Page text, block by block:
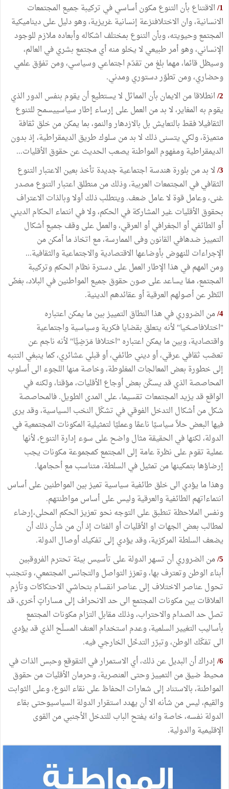
1/ الاقتناع بأن التنوع مكون أساسي في تركيبة جميع المجتمعات
الانسانية، وان الاختلافنزعة إنسانية غريزية، وهو دليل على ديناميكية
المجتمع وحيويته، وبأن التنوع بمختلف اشكاله وأبعاده ملازم للوجود
الإنساني، وهو أمر طبيعي لا يخلو منه أي مجتمع بشري في العالم،
وسيظل قائما، مهما بلغ من تقدّم اجتماعي وسياسي، ومن تفوّق علمي
وحضاري، ومن تطوّر دستوري ومدني.
2/ انطلاقا من الايمان بأن المماثل لا يستطيع أن يقوم بنفس الدور الذي
يقوم به المغاير، لا بد من العمل على إرساء إطار سياسييسمح للتنوع
الثقافيلا فقط بالتعايش بل بالازدهار والنمو، بما يمكن من خلق ثقافة
متميزة، ولكي يتسنى ذلك لا بد من سلوك طريق الديمقراطية، إذ بدون
الديمقراطية ومفهوم المواطنة يصعب الحديث عن حقوق الأقليات...
3/ لا بد من بلورة هندسة اجتماعية جديدة تأخذ بعين الاعتبار التنوع
الثقافي في المجتمعات العربية، وذلك من منطلق اعتبار التنوع مصدر
غنى، وعامل قوة لا عامل ضعف. ويتطلب ذلك أولا وبالذات الاعتراف
بحقوق الأقليات غير المشاركة في الحكم، ولا في انتماء الحكام الديني
أو الطائفي أو الجغرافي أو العرقي، والعمل على وقف جميع أشكال
التمييز ضدهافي القانون وفى الممارسة، مع اتخاذ ما أمكن من
الإجراءات للنهوض بأوضاعها الاقتصادية والاجتماعية والثقافية...
ومن المهم في هذا الإطار العمل على دسترة نظام الحكم وتركيبة
المجتمع، ممّا يساعد على صون حقوق جميع المواطنين في البلاد، بغضّ
النّظر عن أصولهم العرقية أو عقائدهم الدينية.
4/ من الضروري في هذا النطاق التمييز بين ما يمكن اعتباره
"اختلافاصحّيا" لأنه يتعلق بقضايا فكرية وسياسية واجتماعية
واقتصادية، وبين ما يمكن اعتباره "اختلافا مَرَضِيًّا" لأنه ناجم عن
تعصّب ثقافي عرقي، أو ديني طائفي، أو قبلي عشائري، كما ينبغي التنبه
إلى خطورة بعض المعالجات المغلوطة، وخاصة منها اللجوء الى أسلوب
المحاصصة الذي قد يسكّن بعض أوجاع الأقليات، مؤقتا، ولكنه في
الواقع قد يزيد المجتمعات تقسيما، على المدى الطويل. فالمحاصصة
شكل من أشكال التدخل الفوقي في تشكّل النخب السياسية، وقد يرى
فيها البعض حلاً سياسيًا ناعمًا وعمليًا لتمثيلية المكونات المجتمعية في
الدولة، لكنها في الحقيقة مثال واضح على سوء إدارة التنوع، لأنها
عملية تقوم على نظرة عامة إلى المجتمع كمجموعة مكونات يجب
إرضاؤها بتمكينها من تمثيل في السلطة، متناسب مع أحجامها.
وهذا ما يؤدي الى خلق طائفية سياسية تميز بين المواطنين على أساس
انتماءاتهم الطائفية والعرقية وليس على أساس مواطنتهم.
ونفس الملاحظة تنطبق على التوجه نحو تعزيز الحكم المحلى،إرضاء
لمطالب بعض الجهات او الأقليات أو الفئات إذ أن من شأن ذلك أن
يضعف السلطة المركزية، وقد يؤدي إلى تفكيك أوصال الدولة.
5/ من الضروري أن تسهر الدولة على تأسيس بيئة تحترم الفروقبين
أبناء الوطن وتعترف بها، وتعزز التواصل والتجانس المجتمعي، وتتجنب
تحول عناصر الاختلاف إلى عناصر انقسام بتحاشي الاحتكاكات وتأزم
العلاقات بين مكونات المجتمع الى حد الانحراف إلى مساراتٍ أخرى، قد
تصل حد الصدام والاحتراب، وذلك مقابل التزام مكونات المجتمع
بأساليب التغيير السلمية، وعدم استخدام العنف المسلّح الذي قد يؤدي
الى تفكّك الوطن، وتبرّر التدخّل الخارجي فيه.
6/ إدراك أن البديل عن ذلك، أي الاستمرار في التقوقع وحبس الذات في
محيط ضيق من التمييز وحتى العنصرية، وحرمان الأقليات من حقوق
المواطنة، بالاستناد إلى شعارات الحفاظ على نقاء النوع، وعلى الثوابت
والقيم، ليس من شأنه الا أن يهدد استقرار الدولة السياسيوحتى بقاء
الدولة نفسه، خاصة وانه يفتح الباب للتدخل الأجنبي من القوى
الإقليمية والدولية.